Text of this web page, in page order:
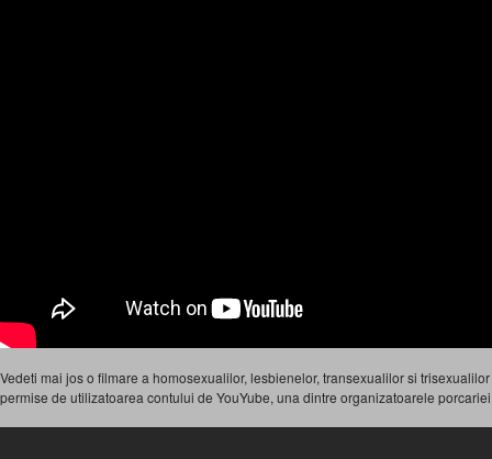
Vedeti mai jos o filmare a homosexualilor, lesbienelor, transexualilor si
permise de utilizatoarea contului de YouYube, una dintre organizatoarele